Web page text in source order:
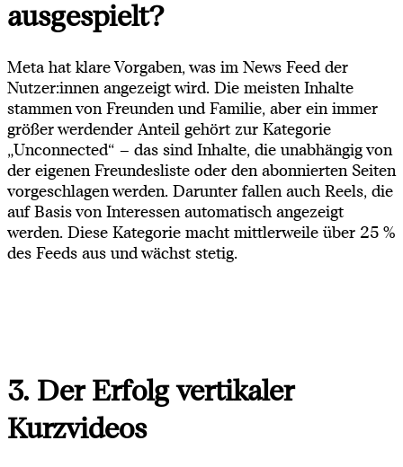
ausgespielt?
Meta hat klare Vorgaben, was im News Feed der
Nutzer:innen angezeigt wird. Die meisten Inhalte
stammen von Freunden und Familie, aber ein immer
größer werdender Anteil gehört zur Kategorie
„Unconnected“ – das sind Inhalte, die unabhängig von
der eigenen Freundesliste oder den abonnierten Seiten
vorgeschlagen werden. Darunter fallen auch Reels, die
auf Basis von Interessen automatisch angezeigt
werden. Diese Kategorie macht mittlerweile über 25 %
des Feeds aus und wächst stetig.
3. Der Erfolg vertikaler
Kurzvideos